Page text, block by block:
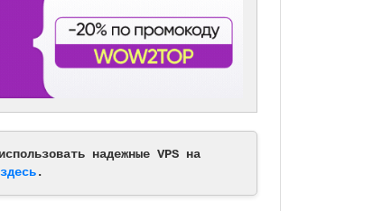
надежные VPS на
.